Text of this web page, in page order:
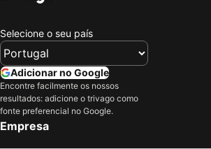
Selecione o seu país
Adicionar no Google
Encontre facilmente os nossos
resultados: adicione o trivago como
fonte preferencial no Google.
Empresa